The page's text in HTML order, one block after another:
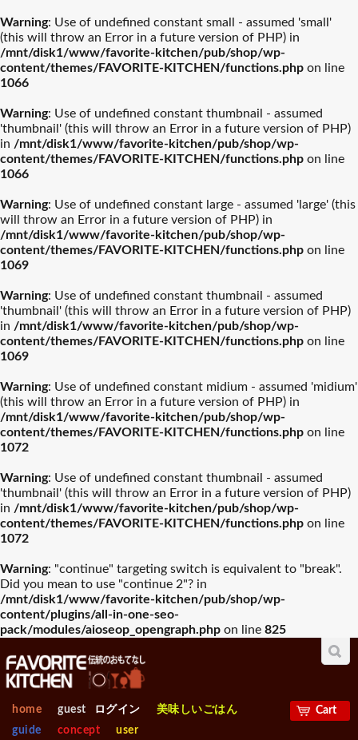
Warning: Use of undefined constant small - assumed 'small'
(this will throw an Error in a future version of PHP) in
/mnt/disk1/www/favorite-kitchen/pub/shop/wp-
content/themes/FAVORITE-KITCHEN/functions.php on line
1066
Warning: Use of undefined constant thumbnail - assumed
'thumbnail' (this will throw an Error in a future version of PHP)
in /mnt/disk1/www/favorite-kitchen/pub/shop/wp-
content/themes/FAVORITE-KITCHEN/functions.php on line
1066
Warning: Use of undefined constant large - assumed 'large' (this
will throw an Error in a future version of PHP) in
/mnt/disk1/www/favorite-kitchen/pub/shop/wp-
content/themes/FAVORITE-KITCHEN/functions.php on line
1069
Warning: Use of undefined constant thumbnail - assumed
'thumbnail' (this will throw an Error in a future version of PHP)
in /mnt/disk1/www/favorite-kitchen/pub/shop/wp-
content/themes/FAVORITE-KITCHEN/functions.php on line
1069
Warning: Use of undefined constant midium - assumed 'midium'
(this will throw an Error in a future version of PHP) in
/mnt/disk1/www/favorite-kitchen/pub/shop/wp-
content/themes/FAVORITE-KITCHEN/functions.php on line
1072
Warning: Use of undefined constant thumbnail - assumed
'thumbnail' (this will throw an Error in a future version of PHP)
in /mnt/disk1/www/favorite-kitchen/pub/shop/wp-
content/themes/FAVORITE-KITCHEN/functions.php on line
1072
Warning: "continue" targeting switch is equivalent to "break".
Did you mean to use "continue 2"? in
/mnt/disk1/www/favorite-kitchen/pub/shop/wp-
content/plugins/all-in-one-seo-
pack/modules/aioseop_opengraph.php on line 825
home guest ログイン
美味しいごはん
guide
concept user
Cart